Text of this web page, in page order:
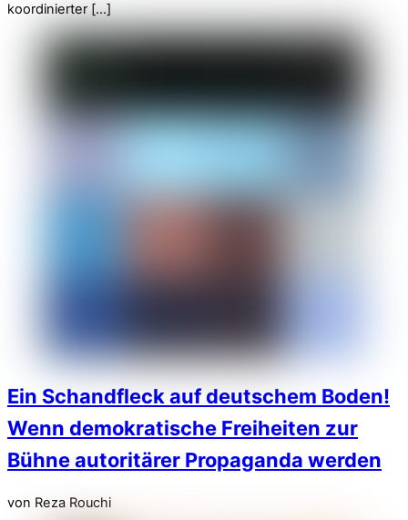
koordinierter […]
Ein Schandfleck auf deutschem Boden!
Wenn demokratische Freiheiten zur
Bühne autoritärer Propaganda werden
von Reza Rouchi